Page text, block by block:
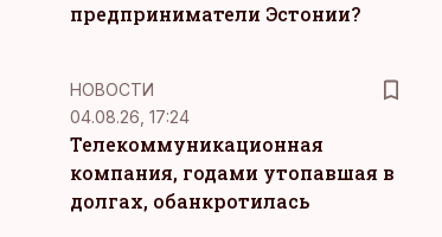
предприниматели Эстонии?
НОВОСТИ
04.08.26, 17:24
Телекоммуникационная
компания, годами утопавшая в
долгах, обанкротилась